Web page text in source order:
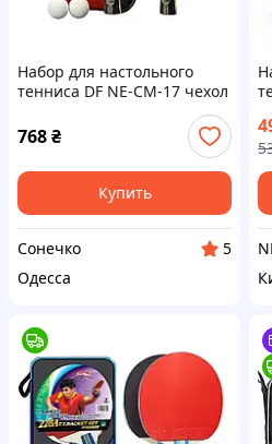
Набор для настольного
тенниса DF NE-CM-17 чехол
768₴
Купить
Сонечко
5
Одесса